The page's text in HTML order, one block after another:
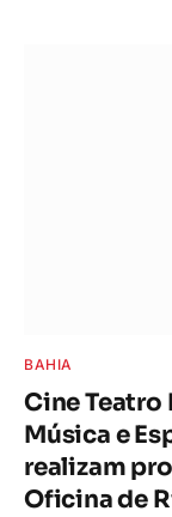
BAHIA
Cine Teatro
Música e
realizam
Oficina de